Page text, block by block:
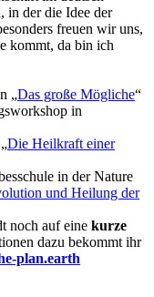
in der die Idee der
freuen wir uns,
kommt, da bin ich
„Das große Mögliche“
in
Die Heilkraft einer
in der Nature
und Heilung der
noch auf eine kurze
dazu bekommt ihr
plan.earth